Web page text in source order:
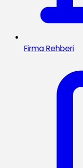
Firma Rehberi